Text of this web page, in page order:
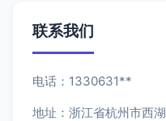
联系我们
电话：1330631**
地址：浙江省杭州市西